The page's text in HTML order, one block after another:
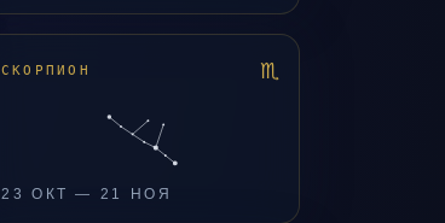
СКОРПИОН ♏
23 ОКТ — 21 НОЯ